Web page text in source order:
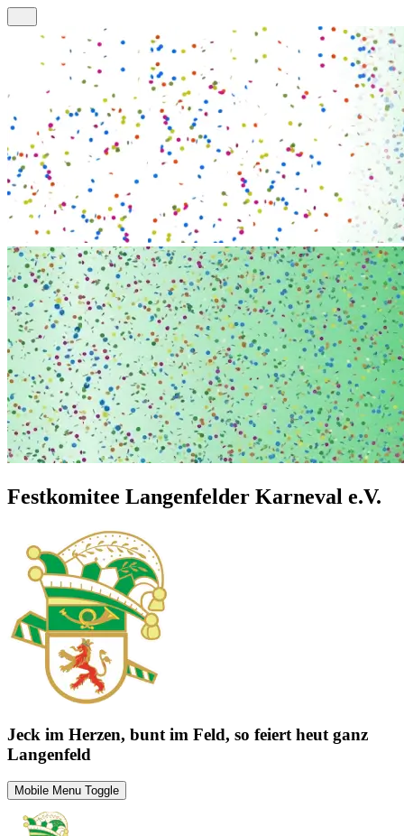
Festkomitee Langenfelder Karneval e.V.
Jeck im Herzen, bunt im Feld, so feiert heut ganz
Langenfeld
Mobile Menu Toggle